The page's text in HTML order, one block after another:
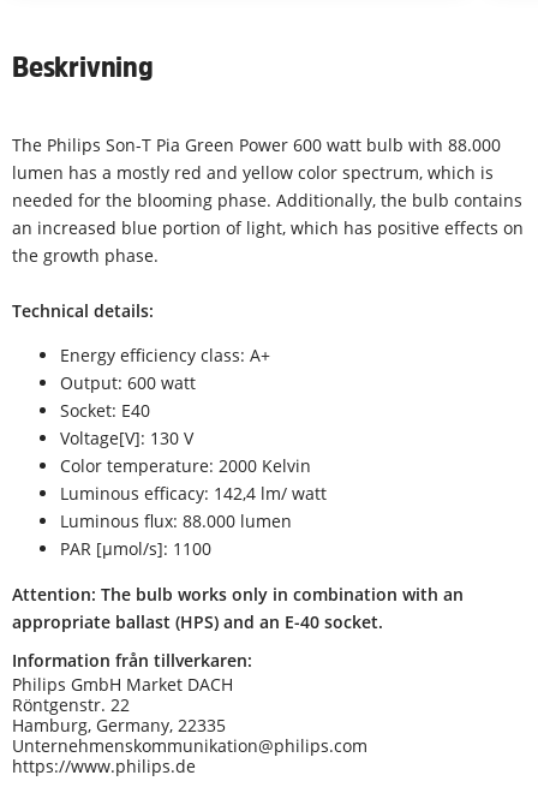
Beskrivning
The Philips Son-T Pia Green Power 600 watt bulb with 88.000
lumen has a mostly red and yellow color spectrum, which is
needed for the blooming phase. Additionally, the bulb contains
an increased blue portion of light, which has positive effects on
the growth phase.
Technical details:
Energy efficiency class: A+
Output: 600 watt
Socket: E40
Voltage[V]: 130 V
Color temperature: 2000 Kelvin
Luminous efficacy: 142,4 lm/ watt
Luminous flux: 88.000 lumen
PAR [µmol/s]: 1100
Attention: The bulb works only in combination with an
appropriate ballast (HPS) and an E-40 socket.
Information från tillverkaren:
Philips GmbH Market DACH
Röntgenstr. 22
Hamburg, Germany, 22335
Unternehmenskommunikation@philips.com
https://www.philips.de